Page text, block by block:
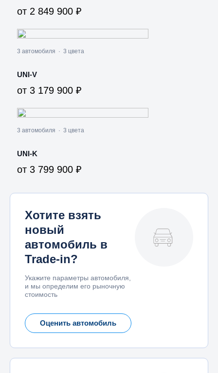
от 2 849 900 ₽
3 автомобиля · 3 цвета
UNI-V
от 3 179 900 ₽
3 автомобиля · 3 цвета
UNI-K
от 3 799 900 ₽
Хотите взять
новый
автомобиль в
Trade-in?
Укажите параметры автомобиля,
и мы определим его рыночную
стоимость
Оценить автомобиль